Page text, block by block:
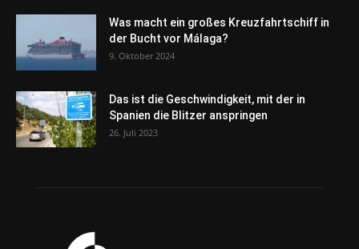
Was macht ein großes Kreuzfahrtschiff in
der Bucht vor Málaga?
9. Oktober 2024
Das ist die Geschwindigkeit, mit der in
Spanien die Blitzer anspringen
26. Juli 2023